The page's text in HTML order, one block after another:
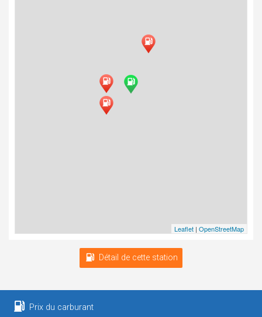
Leaflet | OpenStreetMap
Détail de cette station
Prix du carburant